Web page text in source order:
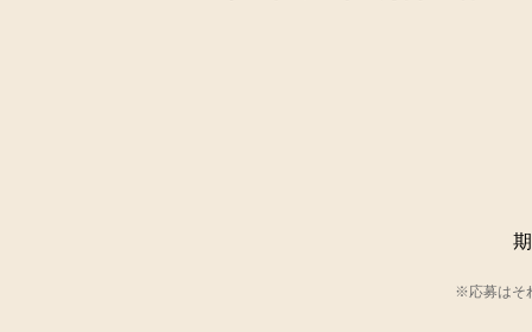
※応募はそ